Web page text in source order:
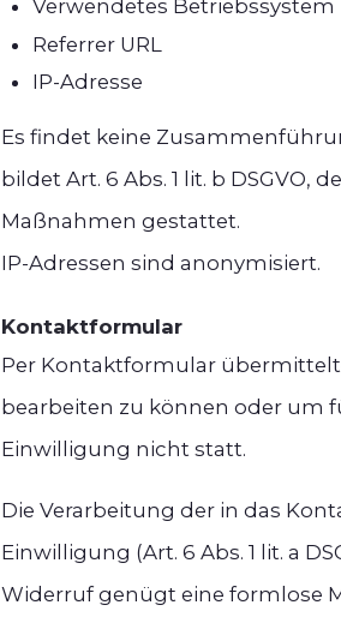
Verwendetes Betriebssystem
Referrer URL
IP-Adresse
Es findet keine
bildet Art. 6 Abs. 1 lit. b
Maßnahmen gestattet.
IP-Adressen sind anonymisiert.
Kontaktformular
Per Kontaktformular
bearbeiten zu können oder um
Einwilligung nicht statt.
Die Verarbeitung der in das
Einwilligung (Art. 6 Abs. 1 lit. a
Widerruf genügt eine formlose